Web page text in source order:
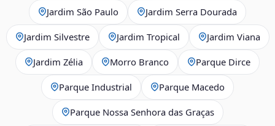
Jardim São Paulo Jardim Serra Dourada
Jardim Silvestre Jardim Tropical Jardim Viana
Jardim Zélia Morro Branco Parque Dirce
Parque Industrial Parque Macedo
Parque Nossa Senhora das Graças